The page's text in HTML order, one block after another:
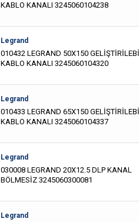
KABLO KANALI 3245060104238
Legrand
010432 LEGRAND 50X150
KABLO KANALI 3245060104320
Legrand
010433 LEGRAND 65X150
KABLO KANALI 3245060104337
Legrand
030008 LEGRAND 20X12.5 DLP KANAL
BÖLMESİZ 3245060300081
Legrand